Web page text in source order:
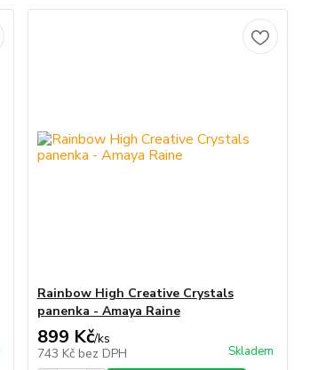
Rainbow High Creative Crystals
panenka - Amaya Raine
899 Kč/ks
743 Kč bez DPH Skladem